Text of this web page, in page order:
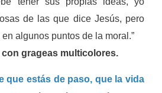
de las que dice Jesús, pero
algunos puntos de la moral.”
grageas multicolores.
que estás de paso, que la vida